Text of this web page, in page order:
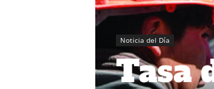
Noticia del Día
Tasa